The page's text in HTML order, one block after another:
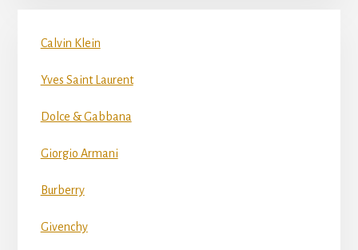
Calvin Klein
Yves Saint Laurent
Dolce & Gabbana
Giorgio Armani
Burberry
Givenchy